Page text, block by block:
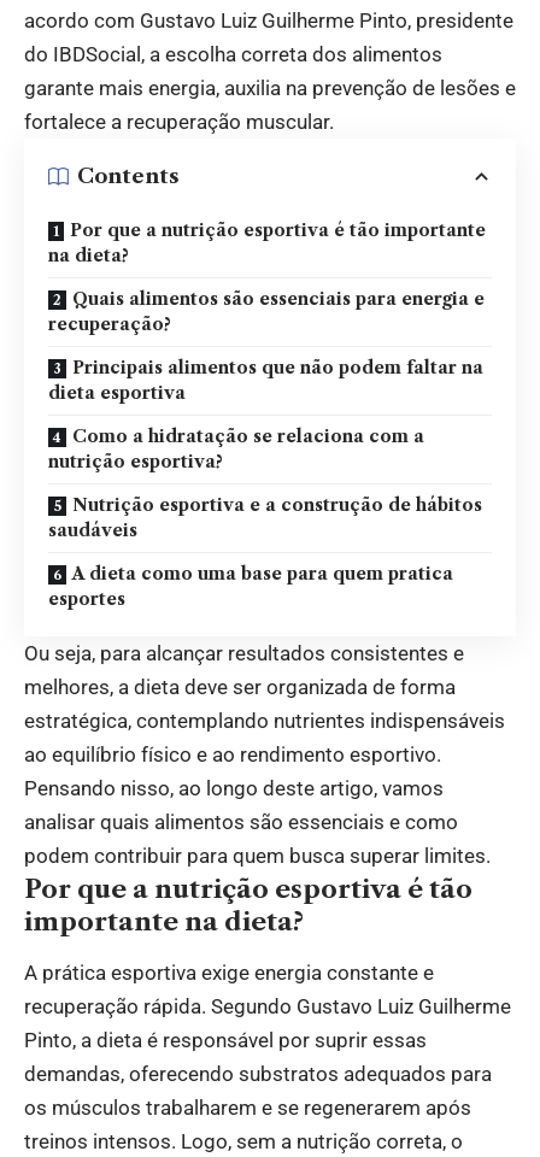
acordo com Gustavo Luiz Guilherme Pinto, presidente
do IBDSocial, a escolha correta dos alimentos
garante mais energia, auxilia na prevenção de lesões e
fortalece a recuperação muscular.
Contents
Por que a nutrição esportiva é tão importante
na dieta?
Quais alimentos são essenciais para energia e
recuperação?
Principais alimentos que não podem faltar na
dieta esportiva
Como a hidratação se relaciona com a
nutrição esportiva?
Nutrição esportiva e a construção de hábitos
saudáveis
A dieta como uma base para quem pratica
esportes
Ou seja, para alcançar resultados consistentes e
melhores, a dieta deve ser organizada de forma
estratégica, contemplando nutrientes indispensáveis
ao equilíbrio físico e ao rendimento esportivo.
Pensando nisso, ao longo deste artigo, vamos
analisar quais alimentos são essenciais e como
podem contribuir para quem busca superar limites.
Por que a nutrição esportiva é tão
importante na dieta?
A prática esportiva exige energia constante e
recuperação rápida. Segundo Gustavo Luiz Guilherme
Pinto, a dieta é responsável por suprir essas
demandas, oferecendo substratos adequados para
os músculos trabalharem e se regenerarem após
treinos intensos. Logo, sem a nutrição correta, o